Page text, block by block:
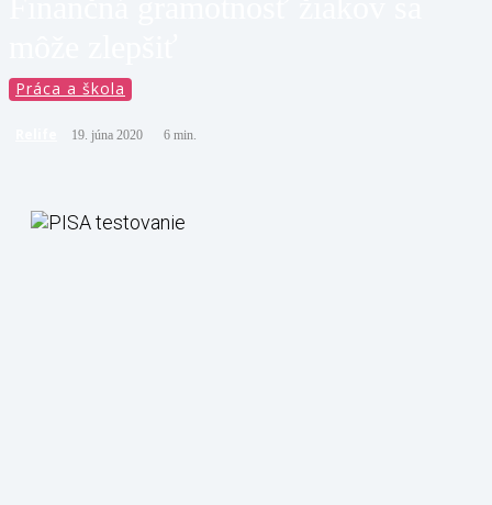
Práca a škola
19. júna 2020 6 min.